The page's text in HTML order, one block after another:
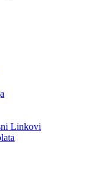
Linkovi